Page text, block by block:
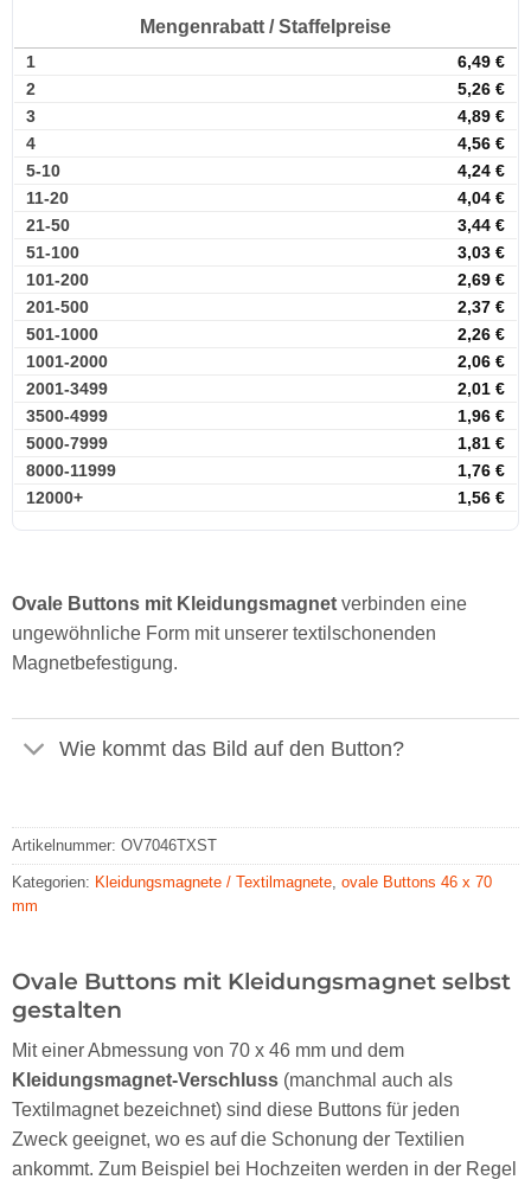
Mengenrabatt / Staffelpreise
1 6,49 €
2
5,26 €
3
4,89 €
4
4,56 €
5-10
4,24 €
11-20
4,04 €
21-50
3,44 €
51-100
3,03 €
101-200
2,69 €
201-500
2,37 €
501-1000
2,26 €
1001-2000
2,06 €
2001-3499
2,01 €
3500-4999
1,96 €
5000-7999
1,81 €
8000-11999
1,76 €
12000+
1,56 €
Ovale Buttons mit Kleidungsmagnetverbinden eine
ungewöhnliche Form mit unserer textilschonenden
Magnetbefestigung.
Wie kommt das Bild auf den Button?
Artikelnummer: OV7046TXST
Kategorien: Kleidungsmagnete / Textilmagnete, ovale Buttons 46 x 70
mm
Ovale Buttons mit Kleidungsmagnet selbst
gestalten
Mit einer Abmessung von 70 x 46 mm und dem
Kleidungsmagnet-Verschluss(manchmal auch als
Textilmagnet bezeichnet) sind diese Buttons für jeden
Zweck geeignet, wo es auf die Schonung der Textilien
ankommt. Zum Beispiel bei Hochzeiten werden in der Regel